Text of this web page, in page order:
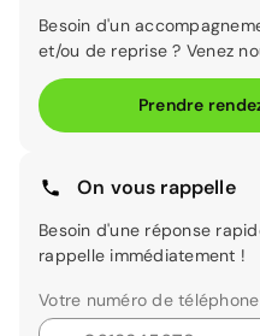
Besoin d'un
et/ou de reprise ? Venez
Prendre
On vous rappelle
Besoin d'une réponse
rappelle immédiatement !
Votre numéro de téléphone